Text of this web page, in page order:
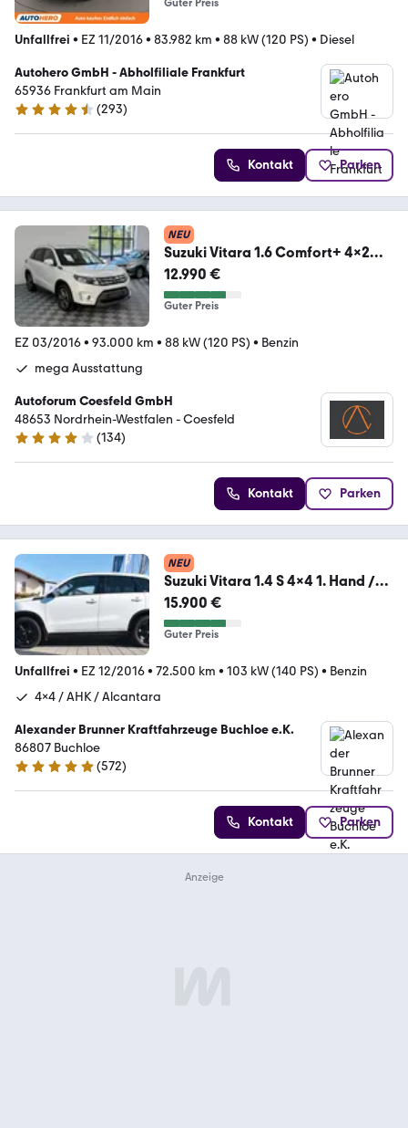
Guter Preis
Unfallfrei • EZ 11/2016• 83.982 km • 88 kW (120 PS) • Diesel
Autohero GmbH - Abholfiliale Frankfurt
65936 Frankfurt am Main
4.6 Sterne
(293)
Kontakt Parken
NEU
Suzuki Vitara 1.6 Comfort+ 4x2
Automatik Bestzustand
12.990 €
Guter Preis
EZ 03/2016• 93.000 km • 88 kW (120 PS) • Benzin
mega Ausstattung
Autoforum Coesfeld GmbH
48653 Nordrhein-Westfalen - Coesfeld
4.2 Sterne
(134)
Kontakt Parken
NEU
Suzuki Vitara 1.4 S 4x4 1. Hand /
AHK
15.900 €
Guter Preis
Unfallfrei • EZ 12/2016• 72.500 km • 103 kW (140 PS) • Benzin
4x4 / AHK / Alcantara
Alexander Brunner Kraftfahrzeuge Buchloe e.K.
86807 Buchloe
4.9 Sterne
(572)
Kontakt Parken